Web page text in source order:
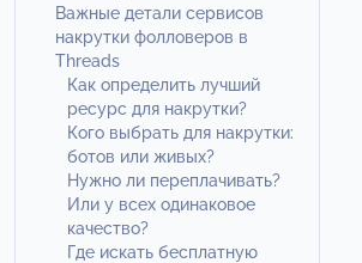
Важные детали сервисов
накрутки фолловеров в
Threads
Как определить лучший
ресурс для накрутки?
Кого выбрать для накрутки:
ботов или живых?
Нужно ли переплачивать?
Или у всех одинаковое
качество?
Где искать бесплатную